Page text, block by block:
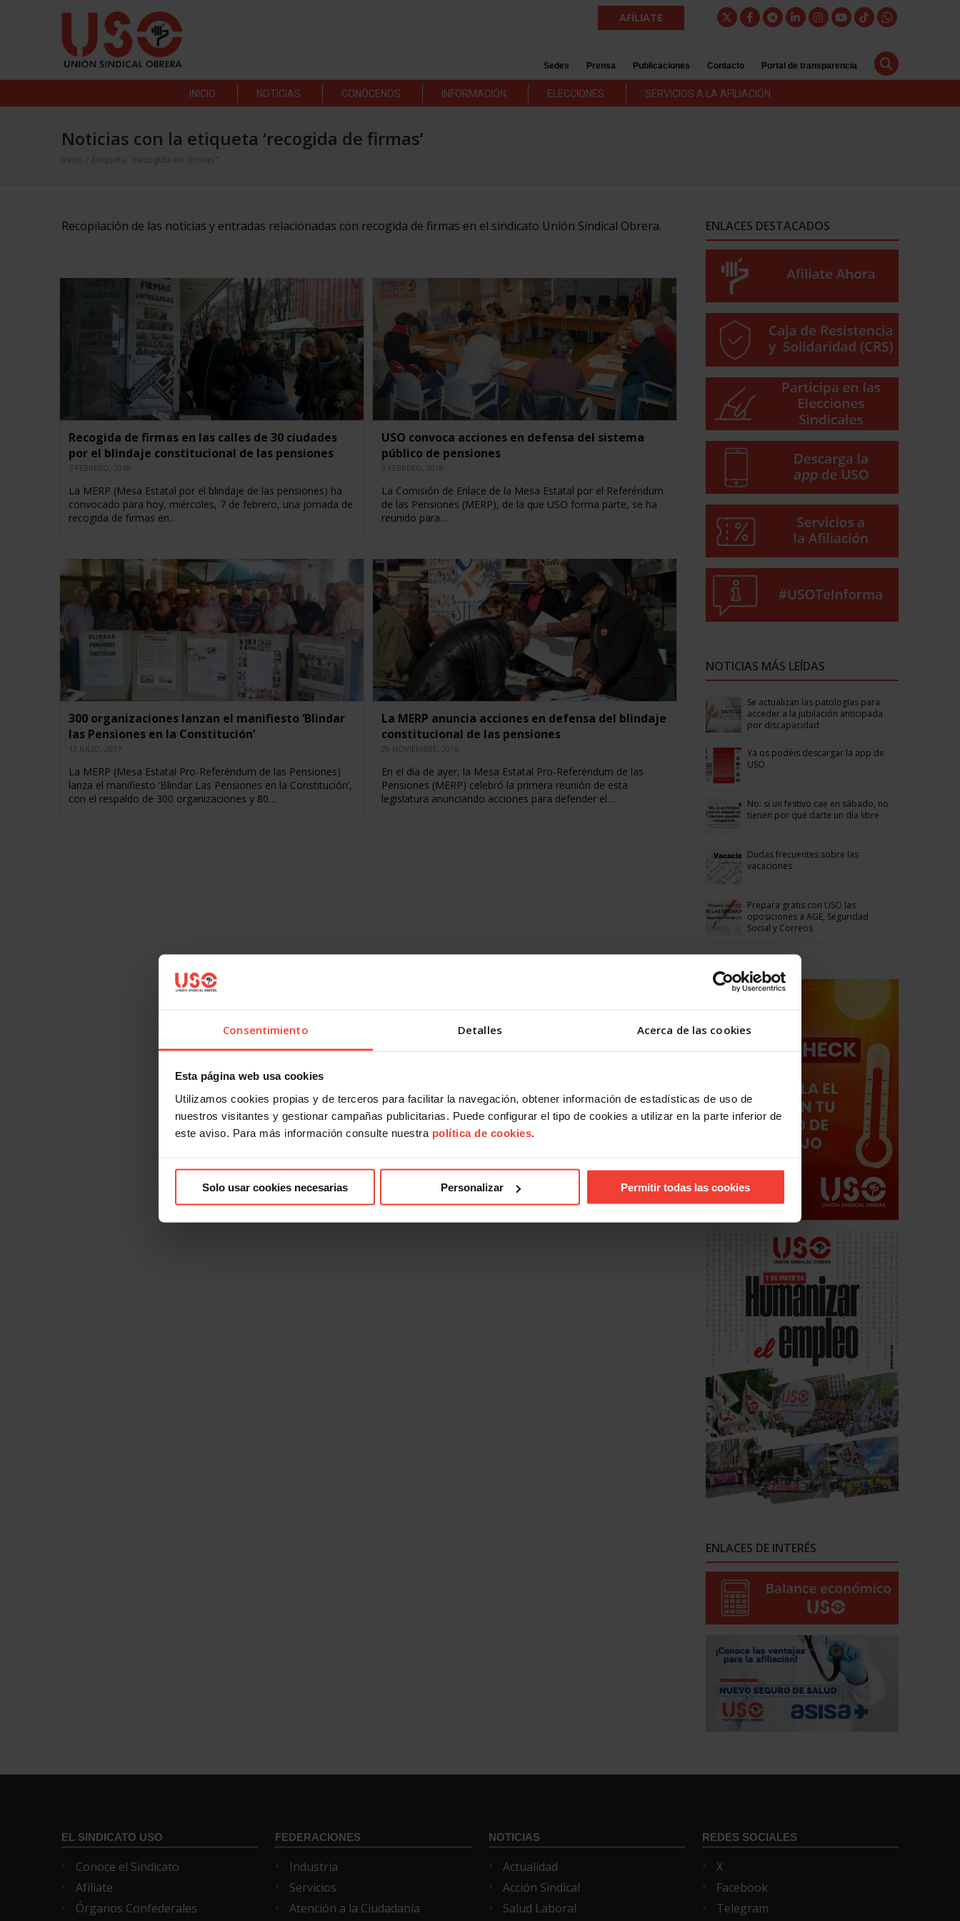
Consentimiento Detalles Acerca de las cookies
Esta página web usa cookies
Utilizamos cookies propias y de terceros para facilitar la navegación, obtener información de estadísticas de uso de
nuestros visitantes y gestionar campañas publicitarias. Puede configurar el tipo de cookies a utilizar en la parte inferior de
este aviso. Para más información consulte nuestra política de cookies.
Solo usar cookies necesarias Personalizar Permitir todas las cookies
AFÍLIATE
Sedes Prensa Publicaciones Contacto Portal de transparencia
INICIO NOTICIAS CONÓCENOS INFORMACIÓN ELECCIONES SERVICIOS A LA AFILIACIÓN
Noticias con la etiqueta ‘recogida de firmas’
Inicio Etiqueta "recogida de firmas"
Recopilación de las noticias y entradas relacionadas con recogida de firmas en el sindicato Unión Sindical Obrera.
Recogida de firmas en las calles de 30 ciudades
por el blindaje constitucional de las pensiones
7 FEBRERO, 2018
La MERP (Mesa Estatal por el blindaje de las pensiones) ha
convocado para hoy, miércoles, 7 de febrero, una jornada de
recogida de firmas en…
USO convoca acciones en defensa del sistema
público de pensiones
3 FEBRERO, 2018
La Comisión de Enlace de la Mesa Estatal por el Referéndum
de las Pensiones (MERP), de la que USO forma parte, se ha
reunido para…
300 organizaciones lanzan el manifiesto ‘Blindar
las Pensiones en la Constitución’
13 JULIO, 2017
La MERP (Mesa Estatal Pro-Referéndum de las Pensiones)
lanza el manifiesto ‘Blindar Las Pensiones en la Constitución’,
con el respaldo de 300 organizaciones y 80…
La MERP anuncia acciones en defensa del blindaje
constitucional de las pensiones
29 NOVIEMBRE, 2016
En el día de ayer, la Mesa Estatal Pro-Referéndum de las
Pensiones (MERP) celebró la primera reunión de esta
legislatura anunciando acciones para defender el…
ENLACES DESTACADOS
NOTICIAS MÁS LEÍDAS
Se actualizan las patologías para
acceder a la jubilación anticipada
por discapacidad
Ya os podéis descargar la app de
USO
No: si un festivo cae en sábado, no
tienen por qué darte un día libre
Dudas frecuentes sobre las
vacaciones
Prepara gratis con USO las
oposiciones a AGE, Seguridad
Social y Correos
ENLACES DE INTERÉS
EL SINDICATO USO
Conoce el Sindicato
Afíliate
Órganos Confederales
FEDERACIONES
Industria
Servicios
Atención a la Ciudadanía
NOTICIAS
Actualidad
Acción Sindical
Salud Laboral
REDES SOCIALES
X
Facebook
Telegram